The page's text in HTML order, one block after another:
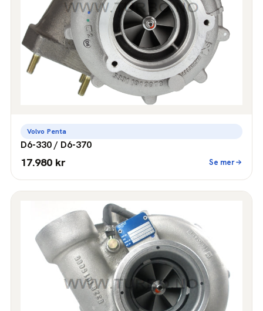
Volvo Penta
D6-330 / D6-370
17.980 kr Se mer